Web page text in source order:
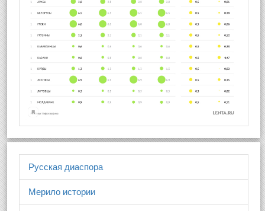
Русская диаспора
Мерило истории